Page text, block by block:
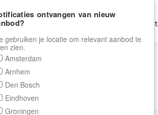
Contact
ontvangen van nieuw
gebruiken je locatie om relevant aanbod te
zien.
Amsterdam
Arnhem
Den Bosch
Eindhoven
Groningen